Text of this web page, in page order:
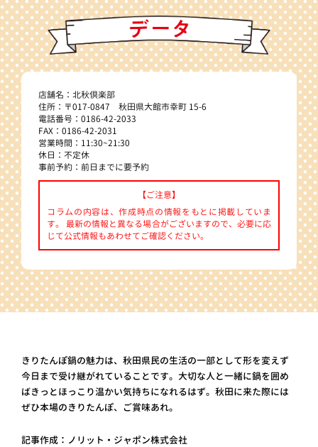
店舗名：北秋倶楽部
住所：〒017-0847 秋田県大館市幸町 15-6
電話番号：0186-42-2033
FAX：0186-42-2031
営業時間：11:30~21:30
休日：不定休
事前予約：前日までに要予約
【ご注意】
コラムの内容は、作成時点の情報をもとに掲載していま
す。 最新の情報と異なる場合がございますので、必要に応
じて公式情報もあわせてご確認ください。
きりたんぽ鍋の魅力は、秋田県民の生活の一部として形を変えず
今日まで受け継がれていることです。大切な人と一緒に鍋を囲め
ばきっとほっこり温かい気持ちになれるはず。秋田に来た際には
ぜひ本場のきりたんぽ、ご賞味あれ。
記事作成：ノリット・ジャポン株式会社